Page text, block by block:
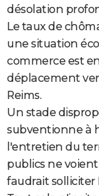
désolation
Le taux de
une situation
commerce est
déplacement
Reims.
Un stade
subventionne à
l'entretien du
publics ne voient
faudrait solliciter